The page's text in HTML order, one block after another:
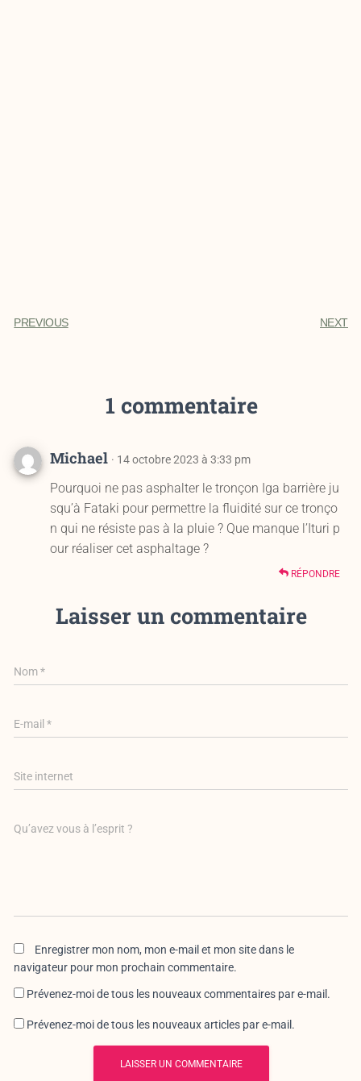
PREVIOUS NEXT
1 commentaire
Michael · 14 octobre 2023 à 3:33 pm
Pourquoi ne pas asphalter le tronçon Iga barrière ju
squ’à Fataki pour permettre la fluidité sur ce tronço
n qui ne résiste pas à la pluie ? Que manque l’Ituri p
our réaliser cet asphaltage ?
RÉPONDRE
Laisser un commentaire
Nom*
E-mail*
Site internet
Qu’avez vous à l’esprit ?
Enregistrer mon nom, mon e-mail et mon site dans le
navigateur pour mon prochain commentaire.
Prévenez-moi de tous les nouveaux commentaires par e-mail.
Prévenez-moi de tous les nouveaux articles par e-mail.